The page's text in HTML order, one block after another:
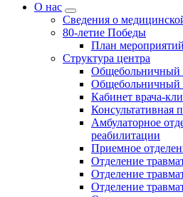
О нас
Сведения о
80-летие Победы
План мероприятий
Структура центра
Общебольничный
Общебольничный
Кабинет врача-
Консультативная
Амбулаторное
реабилитации
Приемное
Отделение
Отделение
Отделение